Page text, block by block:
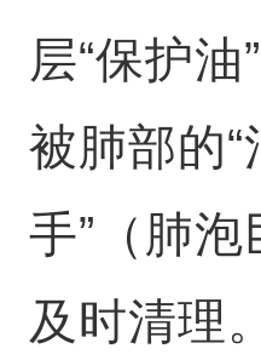
层“保护油
被肺部的
手”（肺泡
及时清理